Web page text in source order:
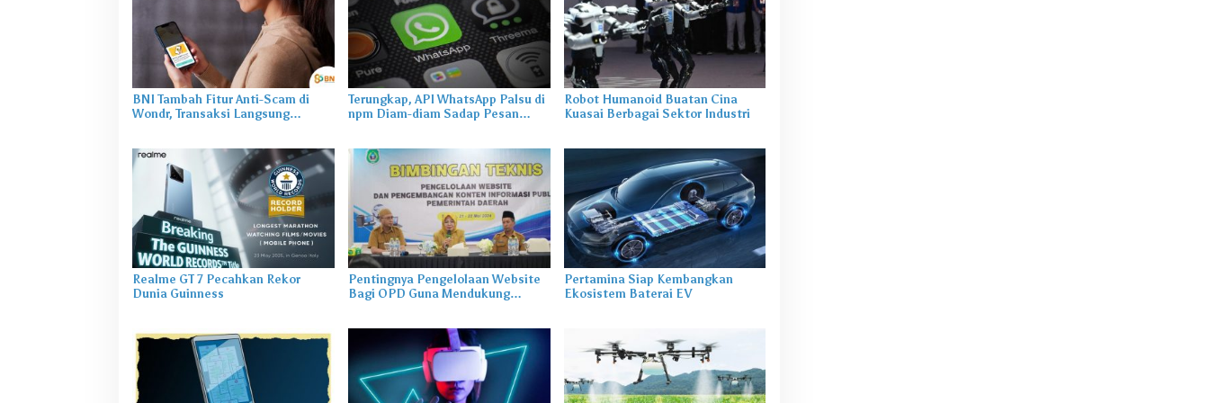
BNI Tambah Fitur Anti-Scam di
Wondr, Transaksi Langsung
Terungkap, API WhatsApp Palsu di
npm Diam-diam Sadap Pesan
Robot Humanoid Buatan Cina
Kuasai Berbagai Sektor Industri
Realme GT 7 Pecahkan Rekor
Dunia Guinness
Pentingnya Pengelolaan Website
Bagi OPD Guna Mendukung
Pertamina Siap Kembangkan
Ekosistem Baterai EV